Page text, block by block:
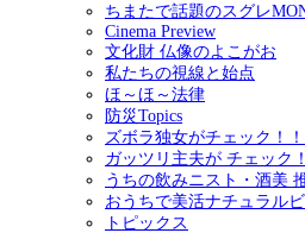
ちまたで話題のスグレ
Cinema Preview
文化財 仏像のよこがお
私たちの視線と始点
ほ～ほ～法律
防災Topics
ズボラ独女がチェック！
ガッツリ主夫が チェック
うちの飲みニスト・酒美
おうちで美活ナチュラル
トピックス